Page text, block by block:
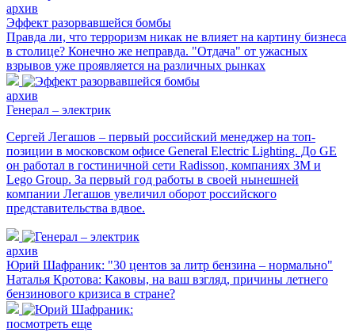
архив
Эффект разорвавшейся бомбы
Правда ли, что терроризм никак не влияет на картину бизнеса
в столице? Конечно же неправда. "Отдача" от ужасных
взрывов уже проявляется на различных рынках
архив
Генерал – электрик
Сергей Легашов – первый российский менеджер на топ-
позиции в московском офисе General Electric Lighting. До GE
он работал в гостиничной сети Radisson, компаниях 3М и
Lego Group. За первый год работы в своей нынешней
компании Легашов увеличил оборот российского
представительства вдвое.
архив
Юрий Шафраник: "30 центов за литр бензина – нормально"
Наталья Кротова: Каковы, на ваш взгляд, причины летнего
бензинового кризиса в стране?
посмотреть еще